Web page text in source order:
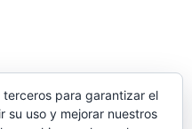
para garantizar el
su uso y mejorar nuestros